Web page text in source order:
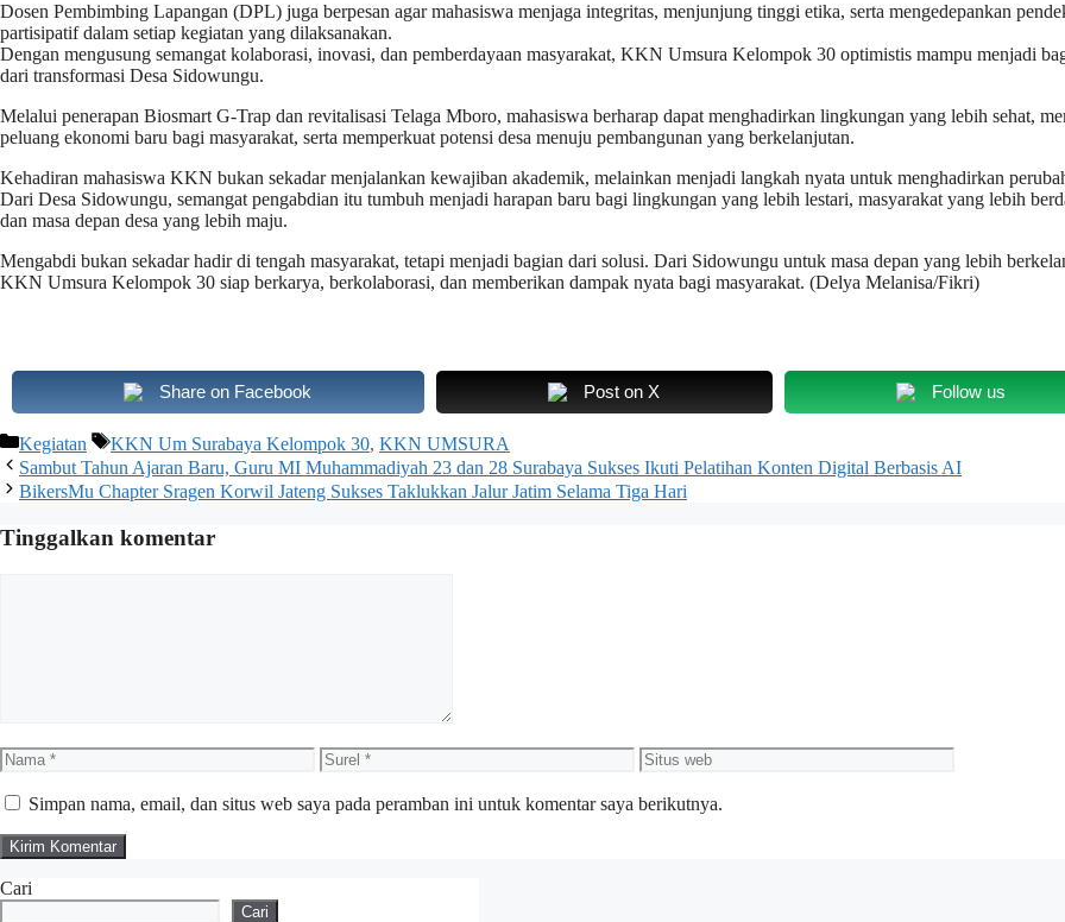
Dosen Pembimbing Lapangan (DPL) juga berpesan agar mahasiswa menjaga integritas, menjunjung tinggi etika, serta mengedepankan
partisipatif dalam setiap kegiatan yang dilaksanakan.
Dengan mengusung semangat kolaborasi, inovasi, dan pemberdayaan masyarakat, KKN Umsura Kelompok 30 optimistis mampu menjadi
dari transformasi Desa Sidowungu.
Melalui penerapan Biosmart G-Trap dan revitalisasi Telaga Mboro, mahasiswa berharap dapat menghadirkan lingkungan yang lebih sehat,
peluang ekonomi baru bagi masyarakat, serta memperkuat potensi desa menuju pembangunan yang berkelanjutan.
Kehadiran mahasiswa KKN bukan sekadar menjalankan kewajiban akademik, melainkan menjadi langkah nyata untuk menghadirkan
Dari Desa Sidowungu, semangat pengabdian itu tumbuh menjadi harapan baru bagi lingkungan yang lebih lestari, masyarakat yang lebih
dan masa depan desa yang lebih maju.
Mengabdi bukan sekadar hadir di tengah masyarakat, tetapi menjadi bagian dari solusi. Dari Sidowungu untuk masa depan yang lebih
KKN Umsura Kelompok 30 siap berkarya, berkolaborasi, dan memberikan dampak nyata bagi masyarakat. (Delya Melanisa/Fikri)
Share on Facebook Post on X Follow us
Kategori
Kegiatan Tag
KKN Um Surabaya Kelompok 30, KKN UMSURA
Sambut Tahun Ajaran Baru, Guru MI Muhammadiyah 23 dan 28 Surabaya Sukses Ikuti Pelatihan Konten Digital Berbasis AI
BikersMu Chapter Sragen Korwil Jateng Sukses Taklukkan Jalur Jatim Selama Tiga Hari
Tinggalkan komentar
Nama Surel
Situs
web
Simpan nama, email, dan situs web saya pada peramban ini untuk komentar saya berikutnya.
Cari
Cari